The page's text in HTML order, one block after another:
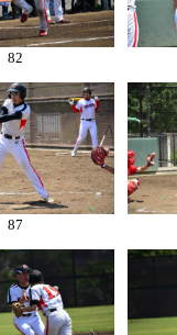
82
87